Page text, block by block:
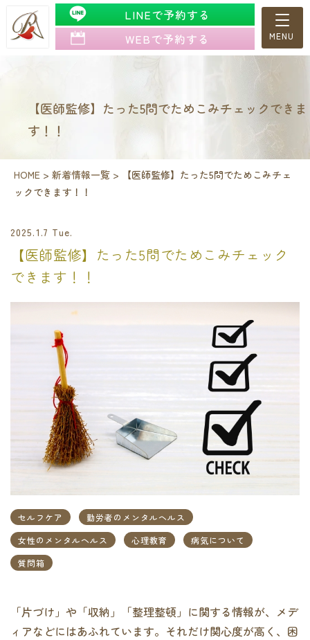
LINEで予約する
WEBで予約する
【医師監修】たった5問でためこみチェックできま
す！！
HOME > 新着情報一覧 >
【医師監修】たった5問でためこみチェ
ックできます！！
2025.1.7 Tue.
【医師監修】たった5問でためこみチェック
できます！！
セルフケア
勤労者のメンタルヘルス
女性のメンタルヘルス
心理教育
病気について
質問箱
「片づけ」や「収納」「整理整頓」に関する情報が、メデ
ィアなどにはあふれています。それだけ関心度が高く、困